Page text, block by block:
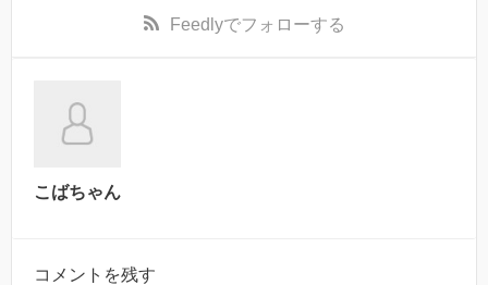
Feedlyでフォローする
こばちゃん
コメントを残す